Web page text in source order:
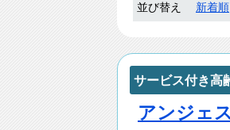
並び替え 新着順
サービス付き高
アンジェ